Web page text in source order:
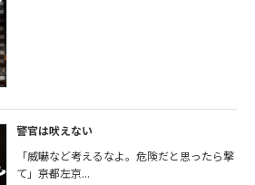
警官は吠えない
「威嚇など考えるなよ。危険だと思ったら撃
て」――京都左京...